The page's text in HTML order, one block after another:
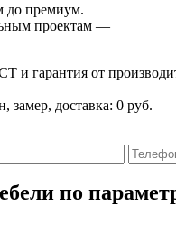
до премиум.
проектам —
и гарантия от
замер, доставка: 0 руб.
по